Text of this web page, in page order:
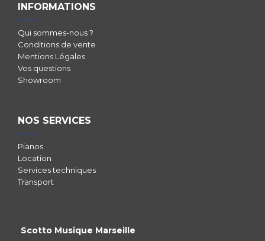
INFORMATIONS
Qui sommes-nous ?
Conditions de vente
Mentions Légales
Vos questions
Showroom
NOS SERVICES
Pianos
Location
Services techniques
Transport
Scotto Musique Marseille